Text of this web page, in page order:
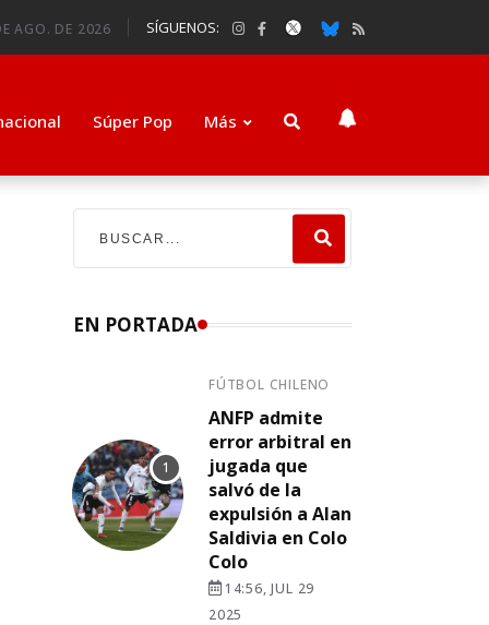
AGO. DE 2026 SÍGUENOS:
Súper Pop Más
EN PORTADA
FÚTBOL CHILENO
ANFP admite
error arbitral en
jugada que
salvó de la
expulsión a Alan
Saldivia en Colo
Colo
14:56, JUL 29
2025